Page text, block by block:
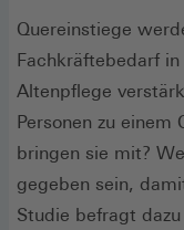
Quereinstiege
Fachkräftebedarf
Altenpflege
Personen zu einem
bringen sie mit?
gegeben sein,
Studie befragt